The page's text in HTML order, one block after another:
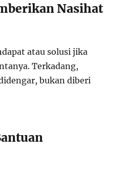
Nasihat
atau solusi jika
Terkadang,
bukan diberi